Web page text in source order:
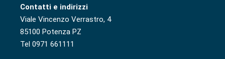
Contatti e indirizzi
Viale Vincenzo Verrastro, 4
85100 Potenza PZ
Tel 0971 661111